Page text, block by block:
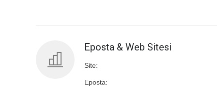
Eposta & Web Sitesi
Site:
Eposta: